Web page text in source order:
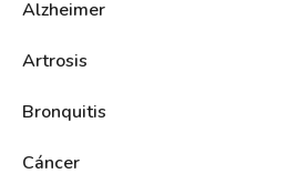
Alzheimer
Artrosis
Bronquitis
Cáncer